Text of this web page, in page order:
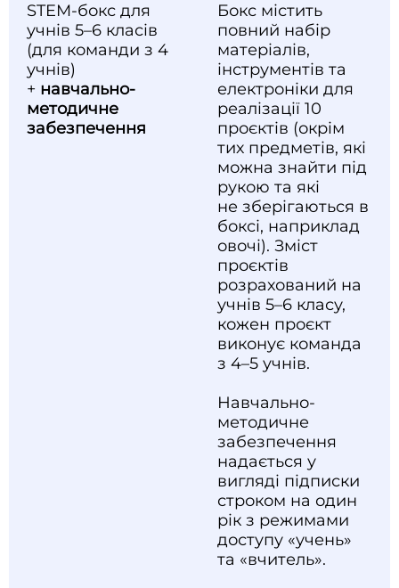
STEM-бокс для
учнів 5–6 класів
(для команди з 4
учнів)
+ навчально-
методичне
забезпечення
Бокс містить
повний набір
матеріалів,
інструментів та
електроніки для
реалізації 10
проєктів (окрім
тих предметів, які
можна знайти під
рукою та які
не зберігаються в
боксі, наприклад
овочі). Зміст
проєктів
розрахований на
учнів 5–6 класу,
кожен проєкт
виконує команда
з 4–5 учнів.
Навчально-
методичне
забезпечення
надається у
вигляді підписки
строком на один
рік з режимами
доступу «учень»
та «вчитель».